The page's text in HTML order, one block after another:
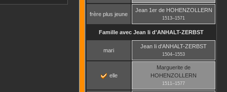
frère plus jeune
Jean 1erde HOHENZOLLERN
1513–1571
Famille avec Jean Iid'ANHALT-ZERBST
mari
Jean Ii d'ANHALT-ZERBST
1504–1553
elle
Marguerite de
HOHENZOLLERN
1511–1577